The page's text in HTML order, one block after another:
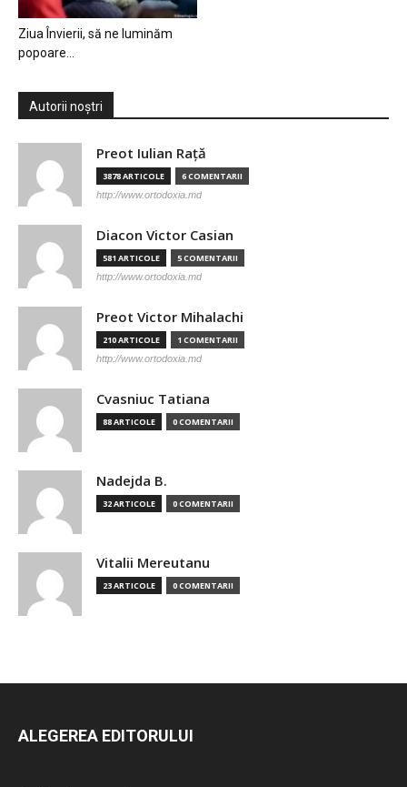
Ziua Învierii, să ne luminăm
popoare…
Autorii noștri
Preot Iulian Raţă
3878 ARTICOLE 6 COMENTARII
http://www.ortodoxia.md
Diacon Victor Casian
581 ARTICOLE 5 COMENTARII
http://www.ortodoxia.md
Preot Victor Mihalachi
210 ARTICOLE 1 COMENTARII
http://www.ortodoxia.md
Cvasniuc Tatiana
88 ARTICOLE 0 COMENTARII
Nadejda B.
32 ARTICOLE 0 COMENTARII
Vitalii Mereutanu
23 ARTICOLE 0 COMENTARII
ALEGEREA EDITORULUI